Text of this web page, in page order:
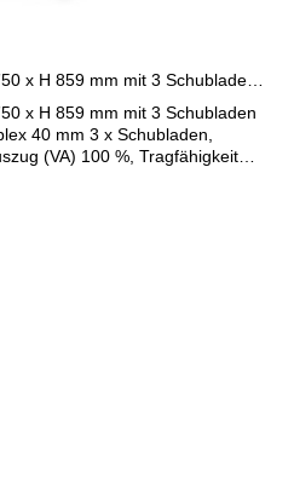
x H 859 mm mit 3 Schubladen
40 mm 3 x Schubladen,
(VA) 100 %, Tragfähigkeit
B 810 x T 750 x H 859 mm
Blenden lichtblau RAL 5012